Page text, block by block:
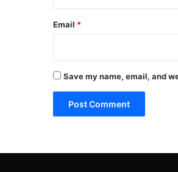
Email *
Save my name, email, and